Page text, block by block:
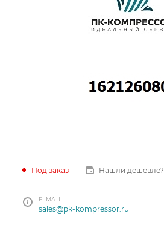
Под заказ Нашли дешевле?
E-MAIL
sales@pk-kompressor.ru